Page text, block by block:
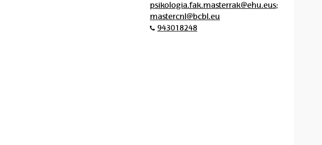
psikologia.fak.masterrak@ehu.eus;
mastercnl@bcbl.eu
943018248